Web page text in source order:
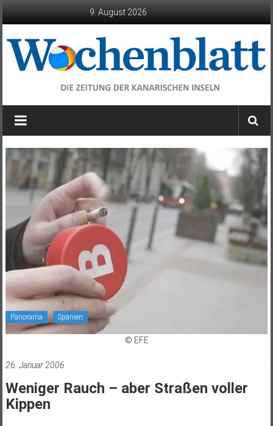
9. August 2026
Wochenblatt
die
der
Kanarischen
Inseln
Panorama Spanien
© EFE
26. Januar 2006
Weniger Rauch – aber Straßen voller
Kippen